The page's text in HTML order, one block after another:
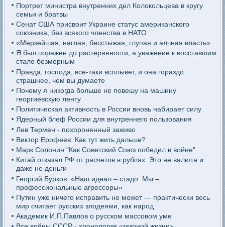
Портрет министра внутренних дел Колокольцева в кругу
семьи и братвы
Сенат США присвоит Украине статус американского
союзника, без всякого членства в НАТО
«Мерзейшая, наглая, бесстыжая, глупая и алчная власть»
Я был поражен до растерянности, а уважение к восставшим
стало безмерным
Правда, господа, все-таки всплывет, и она гораздо
страшнее, чем вы думаете
Почему я никогда больше не повешу на машину
георгиевскую ленту
Политическая активность в России вновь набирает силу
Ядерный блеф России для внутреннего пользования
Лев Термен - похороненный заживо
Виктор Ерофеев: Как тут жить дальше?
Марк Солонин "Как Советский Союз победил в войне"
Китай отказал РФ от расчетов в рублях. Это не валюта и
даже не деньги
Георгий Бурков: «Наш идеал – стадо. Мы –
профессиональные агрессоры»
Путин уже ничего исправить не может — практически весь
мир считает русских злодеями, как народ
Академик И.П.Павлов о русском массовом уме